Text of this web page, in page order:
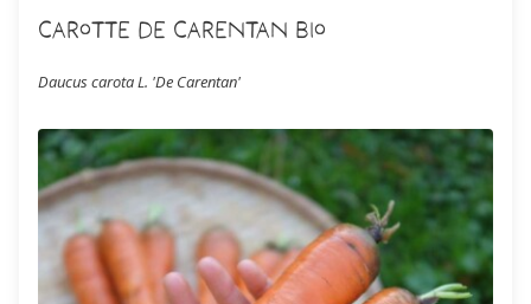
Carotte de Carentan Bio
Daucus carota L. 'De Carentan'